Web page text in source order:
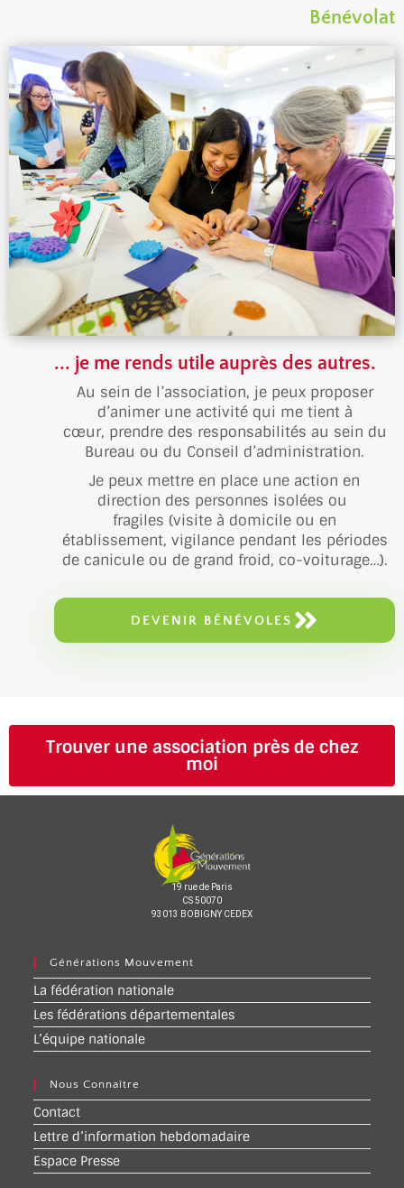
Bénévolat
... je me rends utile auprès des autres.
Au sein de l’association, je peux proposer
d’animer une activité qui me tient à
cœur, prendre des responsabilités au sein du
Bureau ou du Conseil d’administration.
Je peux mettre en place une action en
direction des personnes isolées ou
fragiles (visite à domicile ou en
établissement, vigilance pendant les périodes
de canicule ou de grand froid, co-voiturage…).
DEVENIR BÉNÉVOLES
Trouver une association près de chez
moi
19 rue de Paris
CS 50070
93013 BOBIGNY CEDEX
Générations Mouvement
La fédération nationale
Les fédérations départementales
L’équipe nationale
Nous Connaître
Contact
Lettre d’information hebdomadaire
Espace Presse